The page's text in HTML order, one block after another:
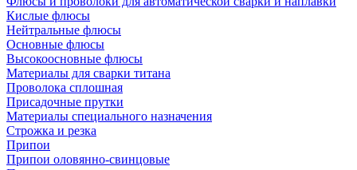
Кислые флюсы
Нейтральные флюсы
Основные флюсы
Высокоосновные флюсы
Материалы для сварки титана
Проволока сплошная
Присадочные прутки
Материалы специального назначения
Строжка и резка
Припои
Припои оловянно-свинцовые